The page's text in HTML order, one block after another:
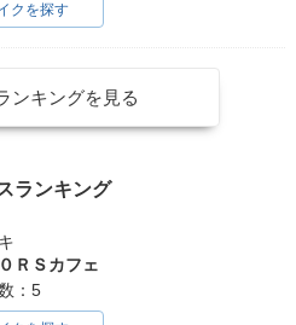
クを探す
ンキングを見る
ランキング
ＲＳカフェ
：5